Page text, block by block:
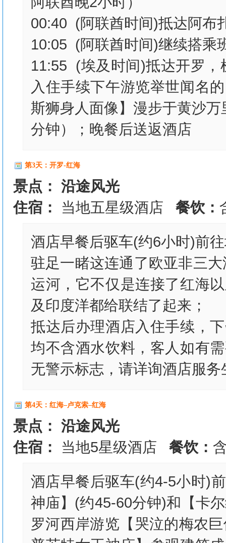
00:40 (阿联酋时间)抵达阿布
10:05 (阿联酋时间)继续搭乘
11:55 (埃及时间)抵达开罗，
入住手续下午游览举世闻名
斯狮身人面像】漫步于黄沙
分钟）；晚餐后送返酒店
第3天：开罗-红海
景点： 沿途风光
住宿： 当地五星级酒店 餐饮：
酒店早餐后驱车(约6小时)前
驻足一睹这连通了欧亚非三
运河，它不仅是连接了红海
及印度洋都给联结了起来；
抵达后办理酒店入住手续，
均不含酒水饮料，客人如有
无警示标志，请详询酒店服务
第4天：红海–卢克索–红海
景点： 沿途风光
住宿： 当地5星级酒店 餐饮：
酒店早餐后驱车(约4-5小时)
神庙】(约45-60分钟)和【卡
罗河西岸游览【哭泣的梅农